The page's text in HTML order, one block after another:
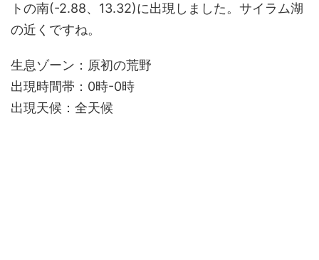
トの南(-2.88、13.32)に出現しました。サイラム湖
の近くですね。
生息ゾーン：原初の荒野
出現時間帯：0時-0時
出現天候：全天候